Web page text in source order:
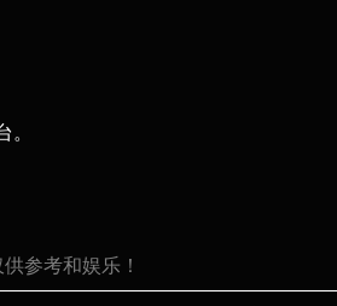
。
参考和娱乐！